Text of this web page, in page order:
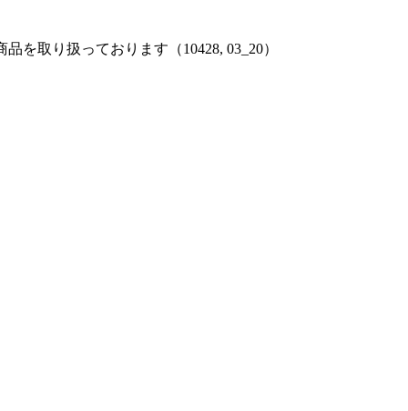
を取り扱っております（10428, 03_20）